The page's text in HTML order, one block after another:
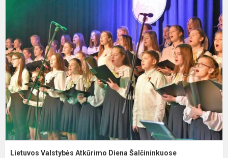
Lietuvos Valstybės Atkūrimo Diena Šalčininkuose